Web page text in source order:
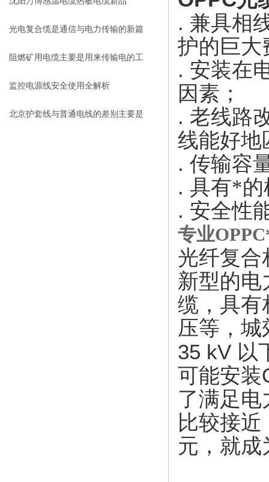
光电复合缆是通信与电力传输的新篇
章
阻燃矿用电缆主要是用来传输电的工
作的
监控电源线安全使用全解析
北京护套线与普通电线的差别主要是
. 兼具相
护的巨大
. 安装在
因素；
. 老线路
线能好地
. 传输容
. 具有*的
. 安全性
专业
光纤复合
新型的
缆，具有
压等，城
35 kV 以
可能安装
了满足
比较接
元，就成